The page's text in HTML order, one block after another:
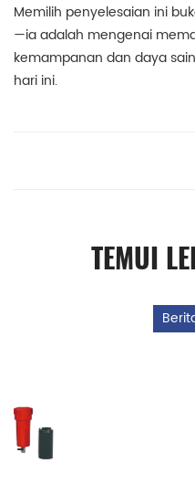
Memilih penyelesaian ini
—ia adalah mengenai
kemampanan dan daya
hari ini.
TEMUI